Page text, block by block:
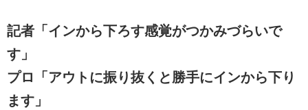
記者「インから下ろす感覚がつかみづらいで
す」
プロ「アウトに振り抜くと勝手にインから下り
ます」